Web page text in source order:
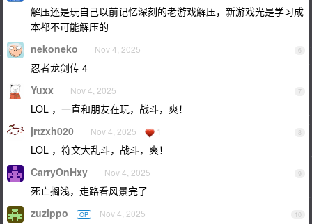
解压还是玩自己以前记忆深刻的老游戏解压，新游戏光是学习成
本都不可能解压的
6
nekoneko Nov 4, 2025
忍者龙剑传 4
7
Yuxx Nov 4, 2025
LOL ，一直和朋友在玩，战斗，爽！
8
jrtzxh020 Nov 4, 2025 1
LOL ，符文大乱斗，战斗，爽！
9
CarryOnHxy Nov 4, 2025
死亡搁浅，走路看风景完了
10
zuzippo OP Nov 4, 2025